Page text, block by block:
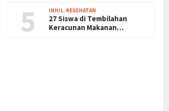
5 INHIL, KESEHATAN
27 Siswa di Tembilahan
Keracunan Makanan…